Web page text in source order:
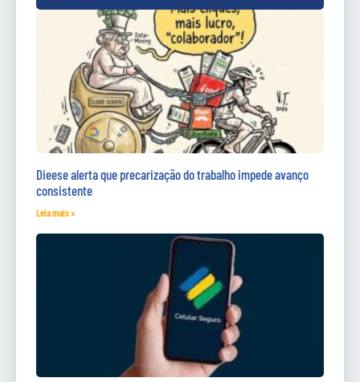
Dieese alerta que precarização do trabalho impede avanço
consistente
Leia mais »